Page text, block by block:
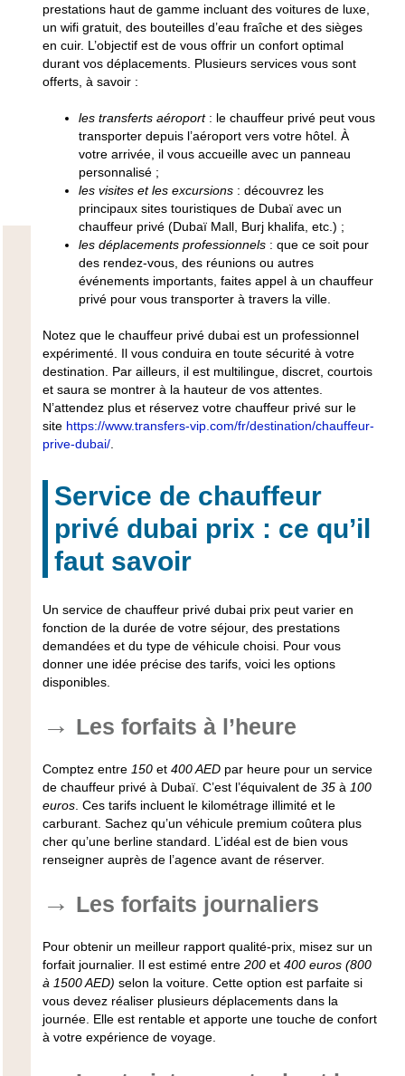
prestations haut de gamme incluant des voitures de luxe,
un wifi gratuit, des bouteilles d’eau fraîche et des sièges
en cuir. L’objectif est de vous offrir un confort optimal
durant vos déplacements. Plusieurs services vous sont
offerts, à savoir :
les transferts aéroport: le chauffeur privé peut vous
transporter depuis l’aéroport vers votre hôtel. À
votre arrivée, il vous accueille avec un panneau
personnalisé ;
les visites et les excursions: découvrez les
principaux sites touristiques de Dubaï avec un
chauffeur privé (Dubaï Mall, Burj khalifa, etc.) ;
les déplacements professionnels: que ce soit pour
des rendez-vous, des réunions ou autres
événements importants, faites appel à un chauffeur
privé pour vous transporter à travers la ville.
Notez que le chauffeur privé dubai est un professionnel
expérimenté. Il vous conduira en toute sécurité à votre
destination. Par ailleurs, il est multilingue, discret, courtois
et saura se montrer à la hauteur de vos attentes.
N’attendez plus et réservez votre chauffeur privé sur le
site https://www.transfers-vip.com/fr/destination/chauffeur-
prive-dubai/.
Service de chauffeur
privé dubai prix : ce qu’il
faut savoir
Un service de chauffeur privé dubai prix peut varier en
fonction de la durée de votre séjour, des prestations
demandées et du type de véhicule choisi. Pour vous
donner une idée précise des tarifs, voici les options
disponibles.
Les forfaits à l’heure
Comptez entre 150et 400 AEDpar heure pour un service
de chauffeur privé à Dubaï. C’est l’équivalent de 35à 100
euros. Ces tarifs incluent le kilométrage illimité et le
carburant. Sachez qu’un véhicule premium coûtera plus
cher qu’une berline standard. L’idéal est de bien vous
renseigner auprès de l’agence avant de réserver.
Les forfaits journaliers
Pour obtenir un meilleur rapport qualité-prix, misez sur un
forfait journalier. Il est estimé entre 200et 400 euros (800
à 1500 AED) selon la voiture. Cette option est parfaite si
vous devez réaliser plusieurs déplacements dans la
journée. Elle est rentable et apporte une touche de confort
à votre expérience de voyage.